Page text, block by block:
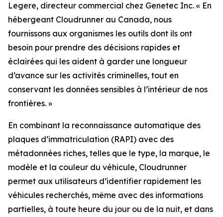
Legere, directeur commercial chez Genetec Inc. « En
hébergeant Cloudrunner au Canada, nous
fournissons aux organismes les outils dont ils ont
besoin pour prendre des décisions rapides et
éclairées qui les aident à garder une longueur
d’avance sur les activités criminelles, tout en
conservant les données sensibles à l’intérieur de nos
frontières. »
En combinant la reconnaissance automatique des
plaques d’immatriculation (RAPI) avec des
métadonnées riches, telles que le type, la marque, le
modèle et la couleur du véhicule, Cloudrunner
permet aux utilisateurs d’identifier rapidement les
véhicules recherchés, même avec des informations
partielles, à toute heure du jour ou de la nuit, et dans